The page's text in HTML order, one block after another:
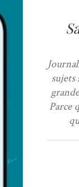
sujets
Parce